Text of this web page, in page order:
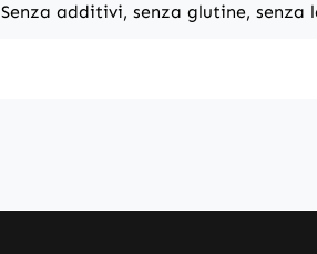
Senza additivi, senza glutine, senza